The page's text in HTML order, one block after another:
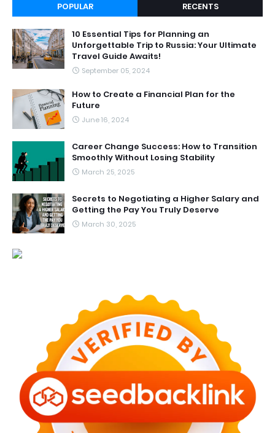
POPULAR RECENTS
10 Essential Tips for Planning an
Unforgettable Trip to Russia: Your Ultimate
Travel Guide Awaits!
September 05, 2024
How to Create a Financial Plan for the
Future
June 16, 2024
Career Change Success: How to Transition
Smoothly Without Losing Stability
March 25, 2025
Secrets to Negotiating a Higher Salary and
Getting the Pay You Truly Deserve
March 30, 2025